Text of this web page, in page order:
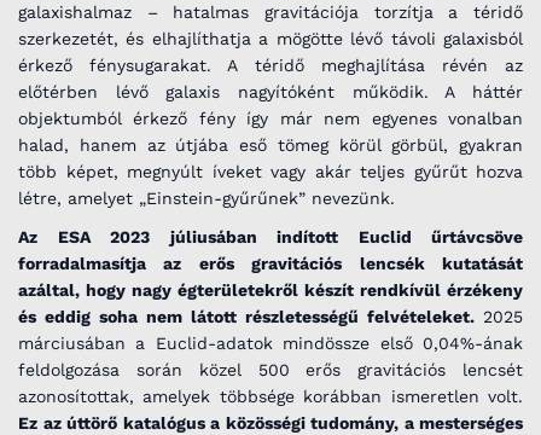
galaxishalmaz – hatalmas gravitációja torzítja a téridő
szerkezetét, és elhajlíthatja a mögötte lévő távoli galaxisból
érkező fénysugarakat. A téridő meghajlítása révén az
előtérben lévő galaxis nagyítóként működik. A háttér
objektumból érkező fény így már nem egyenes vonalban
halad, hanem az útjába eső tömeg körül görbül, gyakran
több képet, megnyúlt íveket vagy akár teljes gyűrűt hozva
létre, amelyet „Einstein-gyűrűnek” nevezünk.
Az ESA 2023 júliusában indított Euclid űrtávcsöve
forradalmasítja az erős gravitációs lencsék kutatását
azáltal, hogy nagy égterületekről készít rendkívül érzékeny
és eddig soha nem látott részletességű felvételeket. 2025
márciusában a Euclid-adatok mindössze első 0,04%-ának
feldolgozása során közel 500 erős gravitációs lencsét
azonosítottak, amelyek többsége korábban ismeretlen volt.
Ez az úttörő katalógus a közösségi tudomány, a mesterséges